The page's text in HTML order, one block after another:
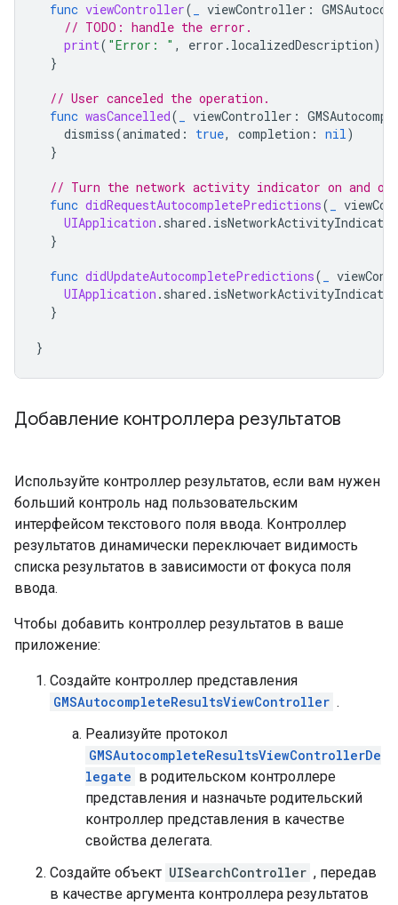
func viewController( viewController :
// TODO: handle the error.
print( "Error: " , error . localizedDescription)
}
// User canceled the operation.
func wasCancelled( viewController :
dismiss(animated : true, completion : nil)
}
// Turn the network activity indicator on and
func didRequestAutocompletePredictions(
UIApplication . shared .
}
func didUpdateAutocompletePredictions(
UIApplication . shared .
}
}
Добавление контроллера результатов
Используйте контроллер результатов, если вам нужен
больший контроль над пользовательским
интерфейсом текстового поля ввода. Контроллер
результатов динамически переключает видимость
списка результатов в зависимости от фокуса поля
ввода.
Чтобы добавить контроллер результатов в ваше
приложение:
Создайте контроллер представления
GMSAutocompleteResultsViewController .
Реализуйте протокол
GMSAutocompleteResultsViewControllerDe
legate в родительском контроллере
представления и назначьте родительский
контроллер представления в качестве
свойства делегата.
Создайте объект UISearchController , передав
в качестве аргумента контроллера результатов